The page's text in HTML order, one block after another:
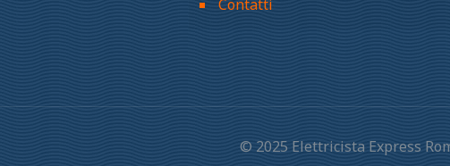
Contatti
© 2025 Elettricista Express